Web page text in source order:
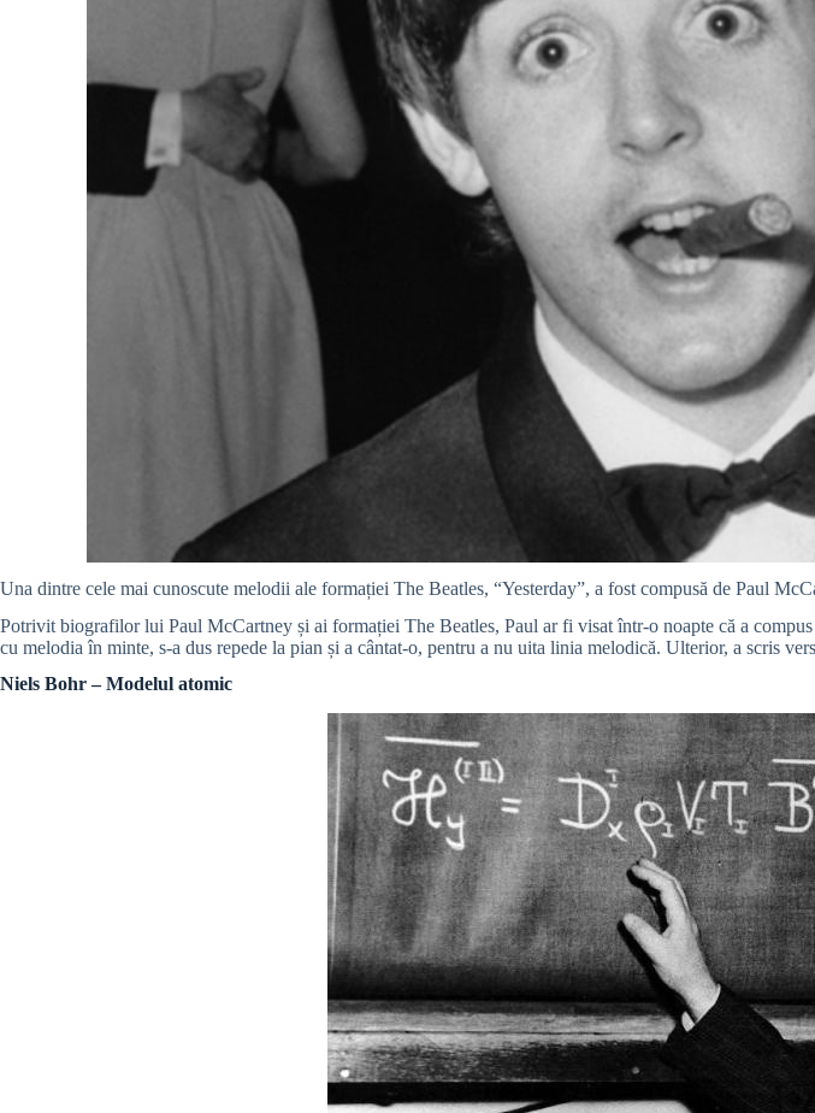
Una dintre cele mai cunoscute melodii ale formației The Beatles, “Yesterday”, a fost compusă de Paul
Potrivit biografilor lui Paul McCartney și ai formației The Beatles, Paul ar fi visat într-o noapte că a
cu melodia în minte, s-a dus repede la pian și a cântat-o, pentru a nu uita linia melodică. Ulterior, a scris
Niels Bohr – Modelul atomic